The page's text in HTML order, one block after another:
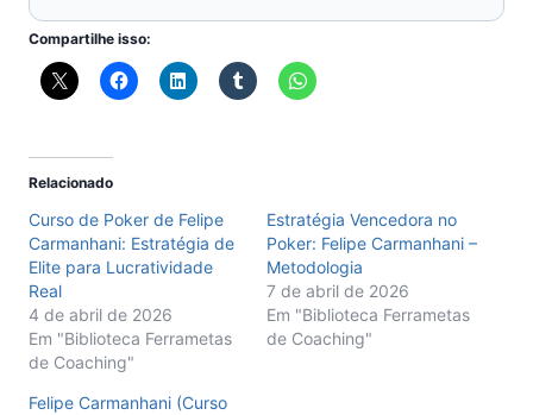
Compartilhe isso:
Relacionado
Curso de Poker de Felipe
Carmanhani: Estratégia de
Elite para Lucratividade
Real
4 de abril de 2026
Em "Biblioteca Ferrametas
de Coaching"
Estratégia Vencedora no
Poker: Felipe Carmanhani –
Metodologia
7 de abril de 2026
Em "Biblioteca Ferrametas
de Coaching"
Felipe Carmanhani (Curso